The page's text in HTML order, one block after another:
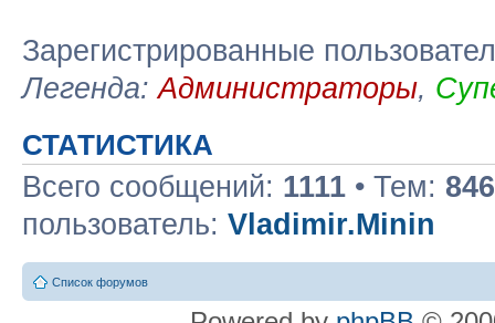
Зарегистрированные
Легенда:Администраторы,
СТАТИСТИКА
Всего сообщений: 1111 • Тем: 846
пользователь: Vladimir.Minin
Список форумов